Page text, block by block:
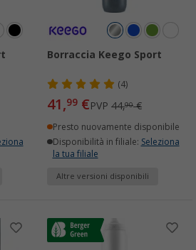
Borraccia Keego Sport
(4)
41,99 €PVP 44,90€
Presto nuovamente disponibile
Disponibilità in filiale: Seleziona
la tua filiale
Altre versioni disponibili